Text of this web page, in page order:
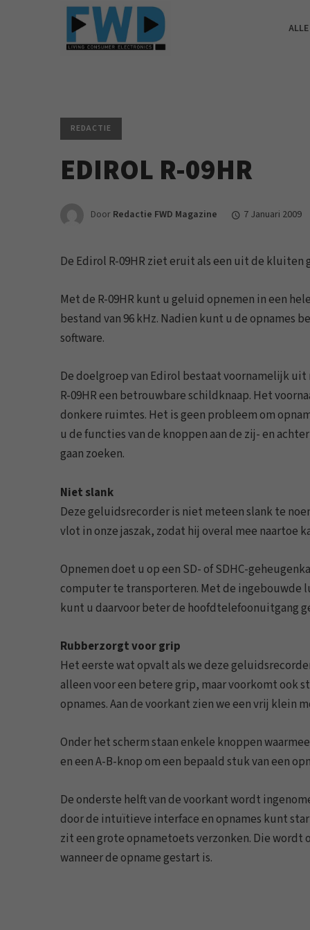
REDACTIE
EDIROL R-09HR
Door Redactie FWD Magazine 7 Januari 2009
De Edirol R-09HR ziet eruit als een uit de kluiten
Met de R-09HR kunt u geluid opnemen in een
bestand van 96 kHz. Nadien kunt u de opnames
software.
De doelgroep van Edirol bestaat voornamelijk
R-09HR een betrouwbare schildknaap. Het
donkere ruimtes. Het is geen probleem om
u de functies van de knoppen aan de zij- en
gaan zoeken.
Niet slank
Deze geluidsrecorder is niet meteen slank te
vlot in onze jaszak, zodat hij overal mee naartoe
Opnemen doet u op een SD- of SDHC-
computer te transporteren. Met de ingebouwde
kunt u daarvoor beter de hoofdtelefoonuitgang
Rubberzorgt voor grip
Het eerste wat opvalt als we deze
alleen voor een betere grip, maar voorkomt ook
opnames. Aan de voorkant zien we een vrij klein
Onder het scherm staan enkele knoppen
en een A-B-knop om een bepaald stuk van een
De onderste helft van de voorkant wordt
door de intuïtieve interface en opnames kunt
zit een grote opnametoets verzonken. Die
wanneer de opname gestart is.